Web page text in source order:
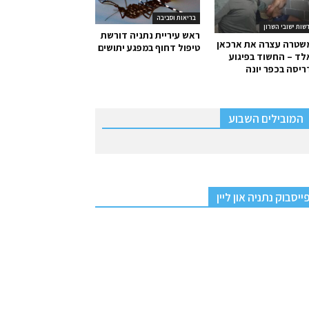
בריאות וסביבה
ראש עיריית נתניה דורשת
טיפול דחוף במפגע יתושים
ישובי השרון
עצרה את ארכאן
– החשוד בפיגוע
בכפר יונה
המובילים השבוע
פייסבוק נתניה און ליין